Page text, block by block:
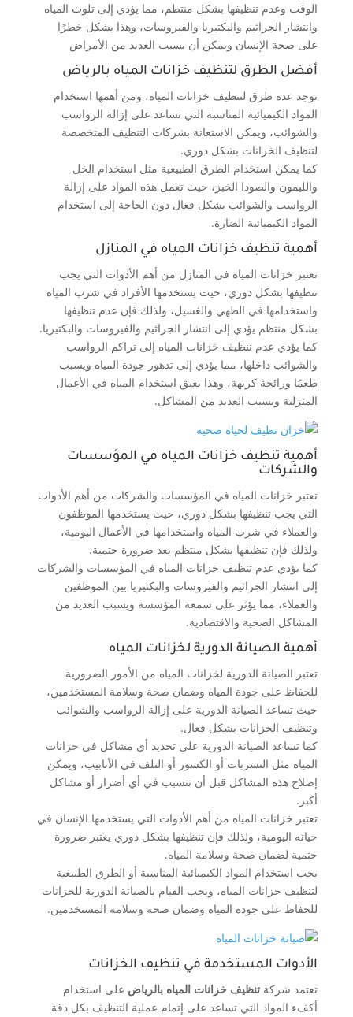
الوقت وعدم تنظيفها بشكل منتظم، مما يؤدي إلى تلوث المياه
وانتشار الجراثيم والبكتيريا والفيروسات، وهذا يشكل خطرًا
على صحة الإنسان ويمكن أن يسبب العديد من الأمراض
أفضل الطرق لتنظيف خزانات المياه بالرياض
توجد عدة طرق لتنظيف خزانات المياه، ومن أهمها استخدام
المواد الكيميائية المناسبة التي تساعد على إزالة الرواسب
والشوائب، ويمكن الاستعانة بشركات التنظيف المتخصصة
لتنظيف الخزانات بشكل دوري.
كما يمكن استخدام الطرق الطبيعية مثل استخدام الخل
والليمون والصودا الخبز، حيث تعمل هذه المواد على إزالة
الرواسب والشوائب بشكل فعال دون الحاجة إلى استخدام
المواد الكيميائية الضارة.
أهمية تنظيف خزانات المياه في المنازل
تعتبر خزانات المياه في المنازل من أهم الأدوات التي يجب
تنظيفها بشكل دوري، حيث يستخدمها الأفراد في شرب المياه
واستخدامها في الطهي والغسيل، ولذلك فإن عدم تنظيفها
بشكل منتظم يؤدي إلى انتشار الجراثيم والفيروسات والبكتيريا.
كما يؤدي عدم تنظيف خزانات المياه إلى تراكم الرواسب
والشوائب داخلها، مما يؤدي إلى تدهور جودة المياه ويسبب
طعمًا ورائحة كريهة، وهذا يعيق استخدام المياه في الأعمال
المنزلية ويسبب العديد من المشاكل.
أهمية تنظيف خزانات المياه في المؤسسات
والشركات
تعتبر خزانات المياه في المؤسسات والشركات من أهم الأدوات
التي يجب تنظيفها بشكل دوري، حيث يستخدمها الموظفون
والعملاء في شرب المياه واستخدامها في الأعمال اليومية،
ولذلك فإن تنظيفها بشكل منتظم يعد ضرورة حتمية.
كما يؤدي عدم تنظيف خزانات المياه في المؤسسات والشركات
إلى انتشار الجراثيم والفيروسات والبكتيريا بين الموظفين
والعملاء، مما يؤثر على سمعة المؤسسة ويسبب العديد من
المشاكل الصحية والاقتصادية.
أهمية الصيانة الدورية لخزانات المياه
تعتبر الصيانة الدورية لخزانات المياه من الأمور الضرورية
للحفاظ على جودة المياه وضمان صحة وسلامة المستخدمين،
حيث تساعد الصيانة الدورية على إزالة الرواسب والشوائب
وتنظيف الخزانات بشكل فعال.
كما تساعد الصيانة الدورية على تحديد أي مشاكل في خزانات
المياه مثل التسربات أو الكسور أو التلف في الأنابيب، ويمكن
إصلاح هذه المشاكل قبل أن تتسبب في أي أضرار أو مشاكل
أكبر.
تعتبر خزانات المياه من أهم الأدوات التي يستخدمها الإنسان في
حياته اليومية، ولذلك فإن تنظيفها بشكل دوري يعتبر ضرورة
حتمية لضمان صحة وسلامة المياه.
يجب استخدام المواد الكيميائية المناسبة أو الطرق الطبيعية
لتنظيف خزانات المياه، ويجب القيام بالصيانة الدورية للخزانات
للحفاظ على جودة المياه وضمان صحة وسلامة المستخدمين.
الأدوات المستخدمة في تنظيف الخزانات
تعتمد شركة تنظيف خزانات المياه بالرياض على استخدام
أكفء المواد التي تساعد على إتمام عملية التنظيف بكل دقة